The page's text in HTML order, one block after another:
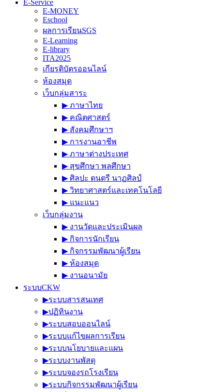
E-Service
E-MONEY
Eschool
ผลการเรียนSGS
E-Learning
E-library
ITA2025
เกียรติบัตรออนไลน์
ห้องสมุด
เว็บกลุ่มสาระ
▶︎ ภาษาไทย
▶︎ คณิตศาสตร์
▶︎ สังคมศึกษาฯ
▶︎ การงานอาชีพ
▶︎ ภาษาต่างประเทศ
▶︎ สุขศึกษา พลศึกษา
▶︎ ศิลปะ ดนตรี นาฏศิลป์
▶︎ วิทยาศาสตร์และเทคโนโลยี
▶︎ แนะแนว
เว็บกลุ่มงาน
▶︎ งานวัดและประเมินผล
▶︎ กิจการนักเรียน
▶︎ กิจกรรมพัฒนาผู้เรียน
▶︎ ห้องสมุด
▶︎ งานอนามัย
ระบบCKW
▶︎ระบบสารสนเทศ
▶︎ปฏิทินงาน
▶︎ระบบสอบออนไลน์
▶︎ระบบแก้ไขผลการเรียน
▶︎ระบบนโยบายและแผน
▶︎ระบบงานพัสดุ
▶︎ระบบจองรถโรงเรียน
▶︎ระบบกิจกรรมพัฒนาผู้เรียน